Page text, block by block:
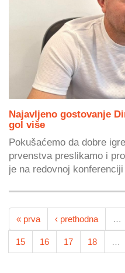
Najavljeno gostovanje
gol više
Pokušaćemo da dobre
prvenstva preslikamo i
je na redovnoj
« prva ‹ prethodna …
15 16 17 18 …